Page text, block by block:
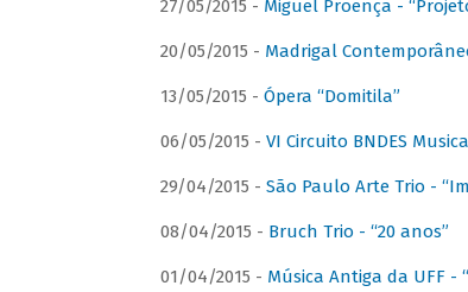
27/05/2015 - Miguel Proença -
20/05/2015 - Madrigal
13/05/2015 - Ópera “Domitila”
06/05/2015 - VI Circuito BNDES
29/04/2015 - São Paulo Arte Trio -
08/04/2015 - Bruch Trio - “20 anos”
01/04/2015 - Música Antiga da UFF -